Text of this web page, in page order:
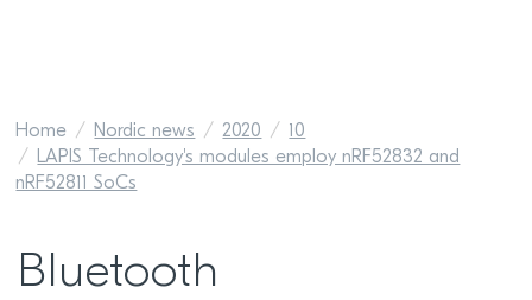
Home Nordic news 2020
10
LAPIS Technology's modules employ nRF52832 and
nRF52811 SoCs
Bluetooth